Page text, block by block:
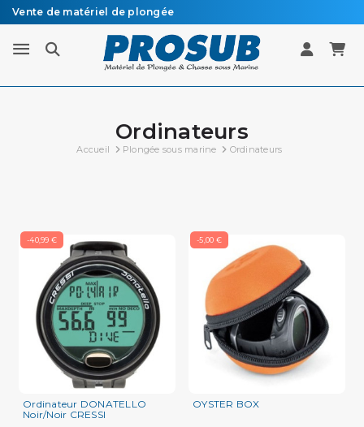
Vente de matériel de plongée
Livraison sous 48h à 72h en colissimo recommandé
Ordinateurs
Accueil Plongée sous marine Ordinateurs
-40,99 €
Ordinateur DONATELLO
Noir/Noir CRESSI
-5,00 €
OYSTER BOX